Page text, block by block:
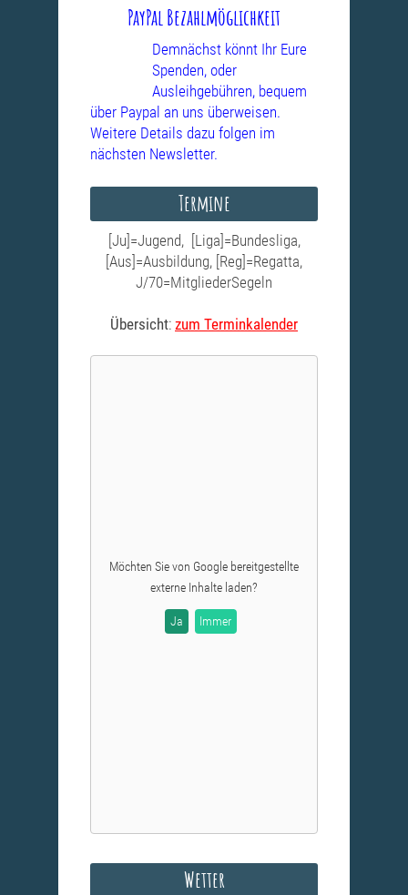
PayPal Bezahlmöglichkeit
Demnächst könnt Ihr Eure
Spenden, oder
Ausleihgebühren, bequem
über Paypal an uns überweisen.
Weitere Details dazu folgen im
nächsten Newsletter.
Termine
[Ju]=Jugend, [Liga]=Bundesliga,
[Aus]=Ausbildung, [Reg]=Regatta,
J/70=MitgliederSegeln
Übersicht: zum Terminkalender
Möchten Sie von Google bereitgestellte
externe Inhalte laden?
Ja Immer
Wetter